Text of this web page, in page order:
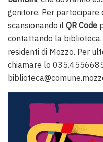
genitore. Per partecipare
scansionando il QR Code
contattando la
residenti di Mozzo. Per
chiamare lo